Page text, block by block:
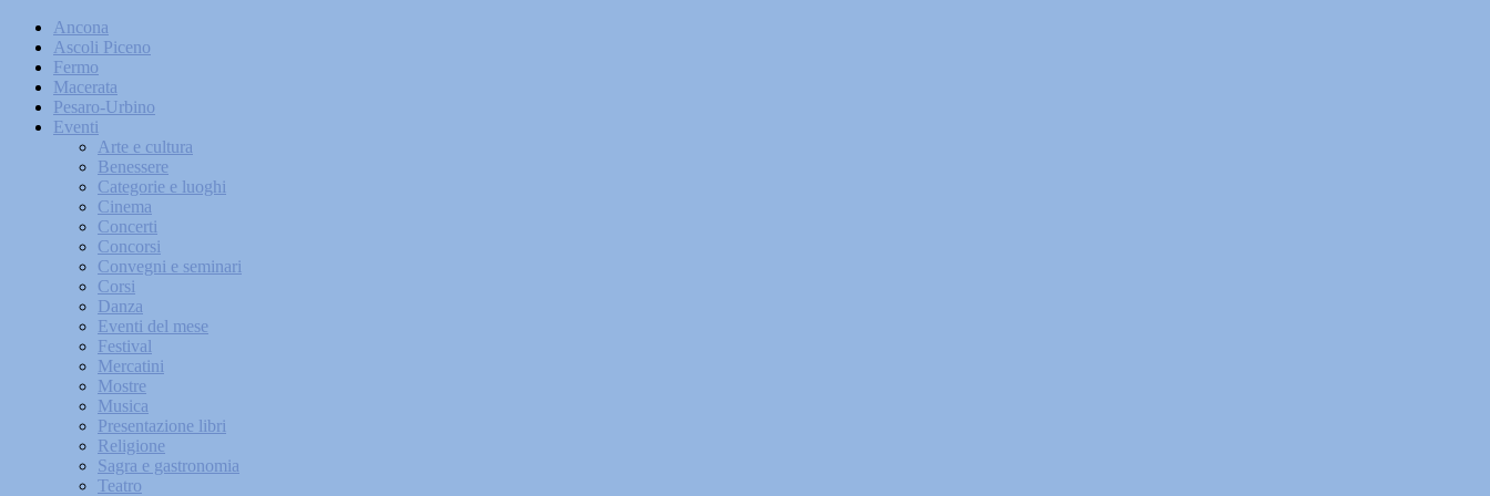
Ancona
Ascoli Piceno
Fermo
Macerata
Pesaro-Urbino
Eventi
Arte e cultura
Benessere
Categorie e luoghi
Cinema
Concerti
Concorsi
Convegni e seminari
Corsi
Danza
Eventi del mese
Festival
Mercatini
Mostre
Musica
Presentazione libri
Religione
Sagra e gastronomia
Teatro